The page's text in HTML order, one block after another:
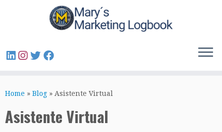
Home » Blog » Asistente Virtual
Asistente Virtual